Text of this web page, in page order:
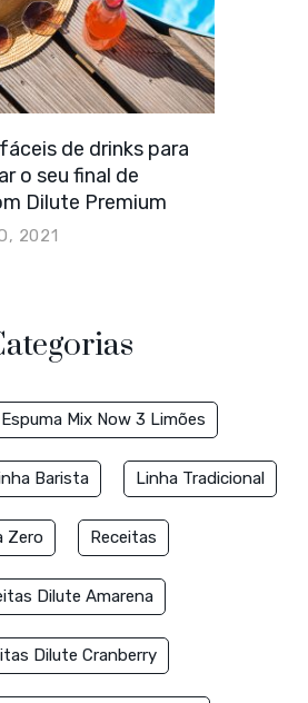
de drinks para
o seu final de
Dilute Premium
2021
Espuma Mix Now 3 Limões
Barista Linha Tradicional
Zero Receitas
Dilute Amarena
Dilute Cranberry